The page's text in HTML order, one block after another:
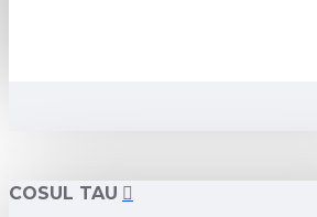
COSUL TAU